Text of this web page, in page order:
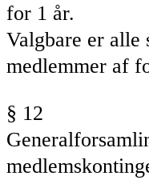
for 1 år.
Valgbare er alle
medlemmer af
§ 12